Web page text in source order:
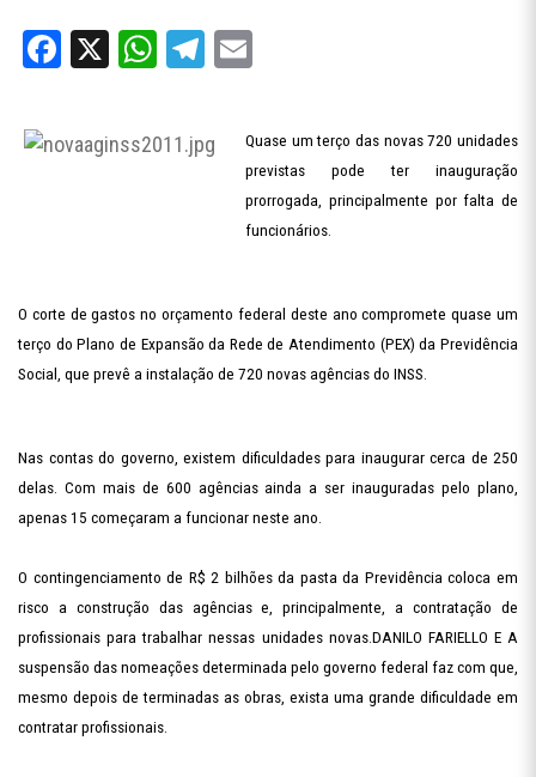
Facebook
X WhatsApp
Telegram
Quase um terço das novas 720 unidades
previstas pode ter inauguração
prorrogada, principalmente por falta de
funcionários.
O corte de gastos no orçamento federal deste ano compromete quase um
terço do Plano de Expansão da Rede de Atendimento (PEX) da Previdência
Social, que prevê a instalação de 720 novas agências do INSS.
Nas contas do governo, existem dificuldades para inaugurar cerca de 250
delas. Com mais de 600 agências ainda a ser inauguradas pelo plano,
apenas 15 começaram a funcionar neste ano.
O contingenciamento de R$ 2 bilhões da pasta da Previdência coloca em
risco a construção das agências e, principalmente, a contratação de
profissionais para trabalhar nessas unidades novas.DANILO FARIELLO E A
suspensão das nomeações determinada pelo governo federal faz com que,
mesmo depois de terminadas as obras, exista uma grande dificuldade em
contratar profissionais.